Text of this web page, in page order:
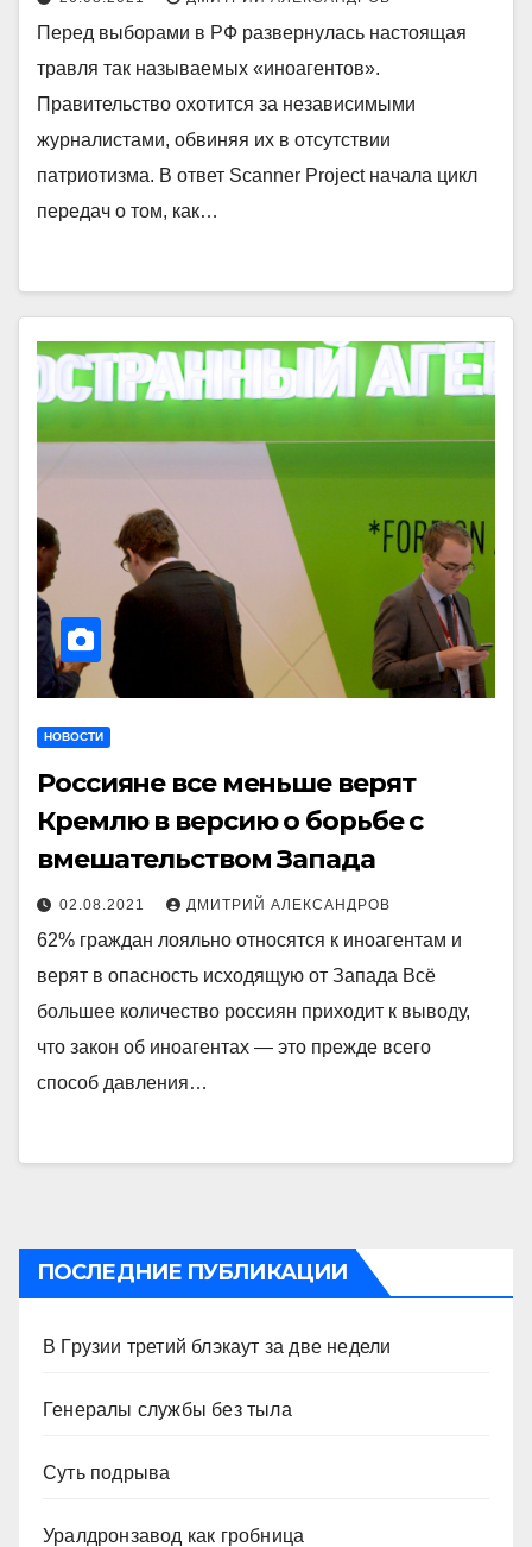
Перед выборами в РФ развернулась настоящая
травля так называемых «иноагентов».
Правительство охотится за независимыми
журналистами, обвиняя их в отсутствии
патриотизма. В ответ Scanner Project начала цикл
передач о том, как…
НОВОСТИ
Россияне все меньше верят
Кремлю в версию о борьбе с
вмешательством Запада
02.08.2021 ДМИТРИЙ АЛЕКСАНДРОВ
62% граждан лояльно относятся к иноагентам и
верят в опасность исходящую от Запада Всё
большее количество россиян приходит к выводу,
что закон об иноагентах — это прежде всего
способ давления…
ПОСЛЕДНИЕ ПУБЛИКАЦИИ
В Грузии третий блэкаут за две недели
Генералы службы без тыла
Суть подрыва
Уралдронзавод как гробница